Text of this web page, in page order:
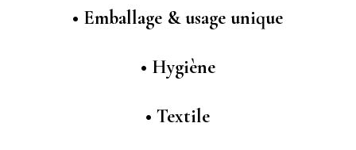
• Emballage & usage unique
• Hygiène
•Textile